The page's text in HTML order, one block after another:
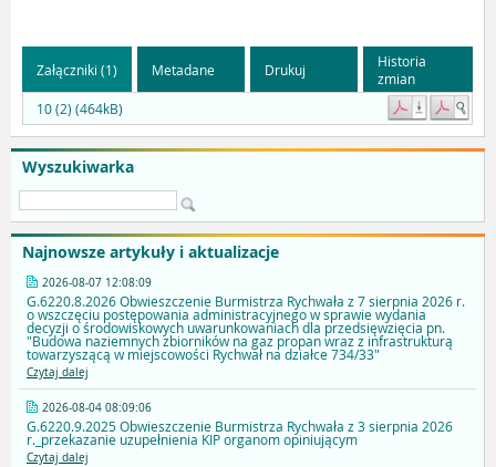
Wyszukiwarka
Najnowsze artykuły i aktualizacje
2026-08-07 12:08:09
G.6220.8.2026 Obwieszczenie Burmistrza Rychwała z 7 sierpnia 2026 r.
o wszczęciu postępowania administracyjnego w sprawie wydania
decyzji o środowiskowych uwarunkowaniach dla przedsięwzięcia pn.
"Budowa naziemnych zbiorników na gaz propan wraz z infrastrukturą
towarzyszącą w miejscowości Rychwał na działce 734/33"
Czytaj dalej
2026-08-04 08:09:06
G.6220.9.2025 Obwieszczenie Burmistrza Rychwała z 3 sierpnia 2026
r._przekazanie uzupełnienia KIP organom opiniującym
Czytaj dalej
Załączniki (1) Metadane Drukuj
Historia
zmian
10 (2) (464kB)